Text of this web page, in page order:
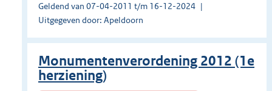
Geldend van 07-04-2011 t/m 16-12-2024
Uitgegeven door: Apeldoorn
Monumentenverordening 2012 (1e
herziening)